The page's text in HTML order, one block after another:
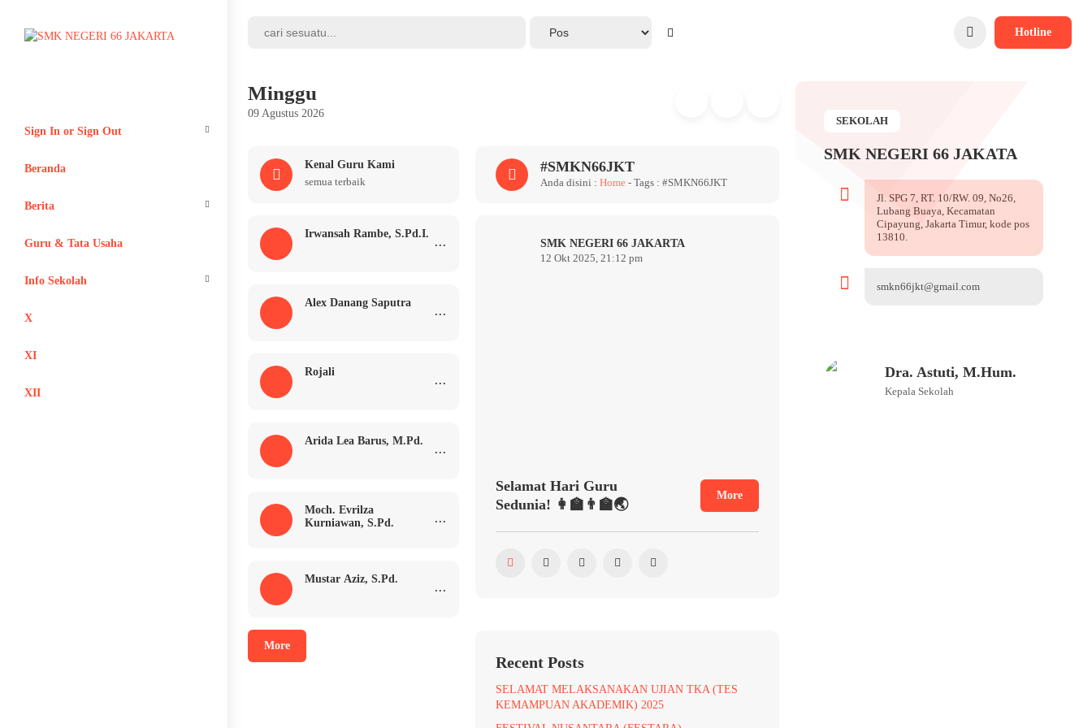
Sign In or Sign Out
Login
Register
Beranda
Berita
Adiwiyata
Guru & Tata Usaha
Info Sekolah
Lain-lain
X
XI
XII
Hotline
Minggu
09 Agustus 2026
#SMKN66JKT
Anda disini : Home - Tags : #SMKN66JKT
SMK NEGERI 66 JAKARTA
12 Okt 2025, 21:12 pm
Selamat Hari Guru
Sedunia! 👩‍🏫👨‍🏫🌏
More
Recent Posts
SELAMAT MELAKSANAKAN UJIAN TKA (TES
KEMAMPUAN AKADEMIK) 2025
Kenal Guru Kami
semua terbaik
Irwansah Rambe, S.Pd.I. ...
Alex Danang Saputra ...
Rojali ...
Arida Lea Barus, M.Pd. ...
Moch. Evrilza
Kurniawan, S.Pd.
...
Mustar Aziz, S.Pd. ...
More
SEKOLAH
SMK NEGERI 66 JAKATA
Jl. SPG 7, RT. 10/RW. 09, No26,
Lubang Buaya, Kecamatan
Cipayung, Jakarta Timur, kode pos
13810.
smkn66jkt@gmail.com
Dra. Astuti, M.Hum.
Kepala Sekolah